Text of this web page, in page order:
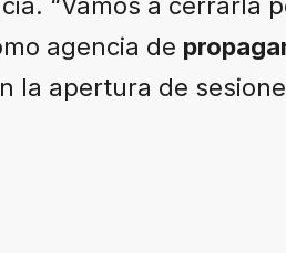
agencia de
la apertura de